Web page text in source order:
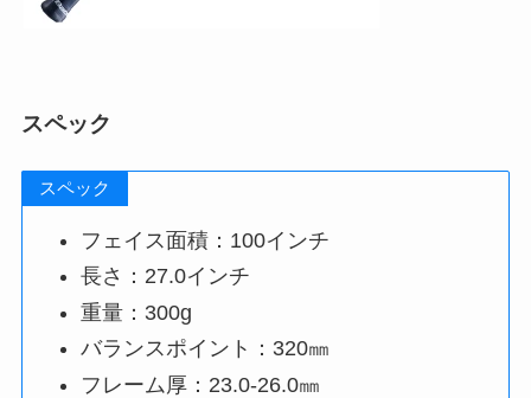
スペック
スペック
フェイス面積：100インチ
長さ：27.0インチ
重量：300g
バランスポイント：320㎜
フレーム厚：23.0-26.0㎜